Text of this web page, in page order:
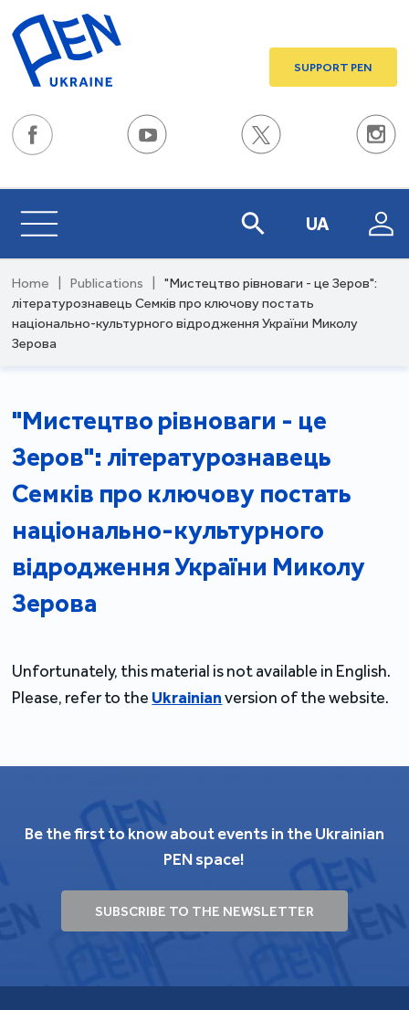
SUPPORT PEN
UA
Home Publications
"Мистецтво рівноваги - це Зеров":
літературознавець Семків про ключову постать
національно-культурного відродження України Миколу
Зерова
"Мистецтво рівноваги - це
Зеров": літературознавець
Семків про ключову постать
національно-культурного
відродження України Миколу
Зерова
Unfortunately, this material is not available in English.
Please, refer to the Ukrainianversion of the website.
Be the first to know about events in the Ukrainian
PEN space!
SUBSCRIBE TO THE NEWSLETTER